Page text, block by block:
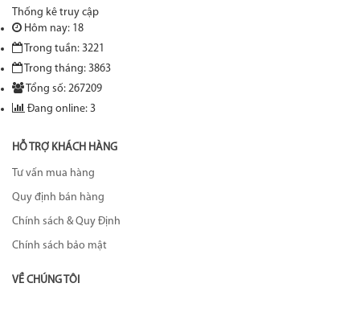
Thống kê truy cập
Hôm nay: 18
Trong tuần: 3221
Trong tháng: 3863
Tổng số: 267209
Đang online: 3
HỖ TRỢ KHÁCH HÀNG
Tư vấn mua hàng
Quy định bán hàng
Chính sách & Quy Định
Chính sách bảo mật
VỀ CHÚNG TÔI